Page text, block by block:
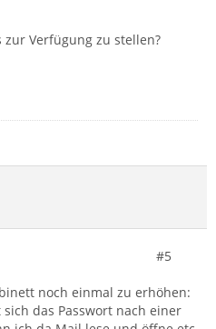
Verfügung zu stellen?
#5
noch einmal zu erhöhen:
das Passwort nach einer